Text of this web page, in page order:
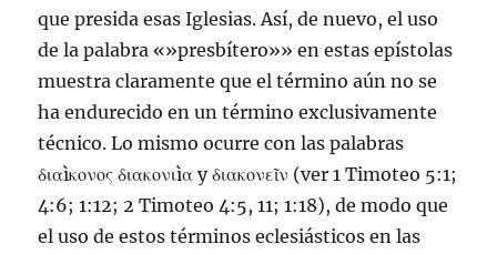
que presida esas Iglesias. Así, de nuevo, el uso
de la palabra «»presbítero»» en estas epístolas
muestra claramente que el término aún no se
ha endurecido en un término exclusivamente
técnico. Lo mismo ocurre con las palabras
διαìκονος διακονιìα y διακονεῖν (ver1 Timoteo 5:1;
4:6;1:12; 2 Timoteo 4:5,11;1:18), de modo que
el uso de estos términos eclesiásticos en las